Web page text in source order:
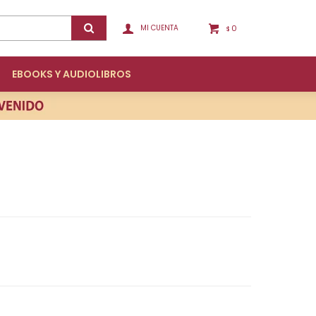
EBOOKS Y AUDIOLIBROS
$ 0